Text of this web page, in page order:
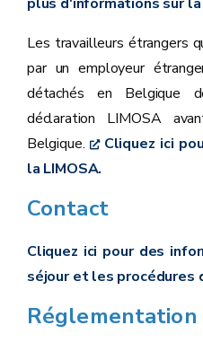
Les travailleurs étrangers
par un employeur
détachés en Belgique
déclaration LIMOSA
Belgique.
Cliquez ici
la LIMOSA.
Contact
Cliquez ici pour des
séjour et les procédures
Réglementation